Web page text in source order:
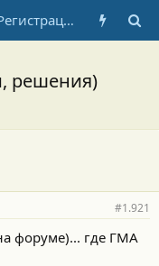
Регистрация
решения)
#1.921
форуме)... где ГМА